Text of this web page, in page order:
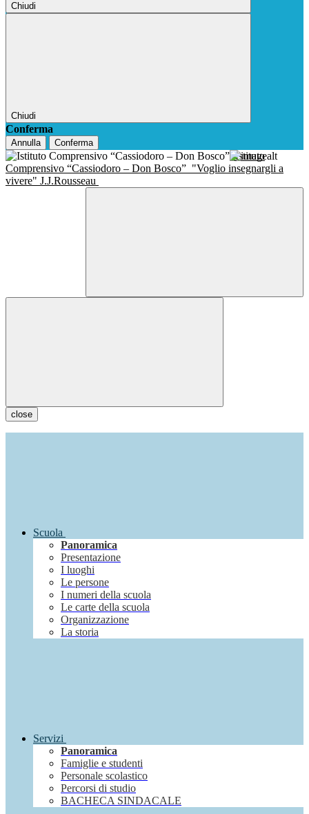
Chiudi
Chiudi
Conferma
Annulla Conferma
Istituto
Comprensivo “Cassiodoro – Don Bosco” "Voglio insegnargli a
vivere" J.J.Rousseau
close
Scuola
Panoramica
Presentazione
I luoghi
Le persone
I numeri della scuola
Le carte della scuola
Organizzazione
La storia
Servizi
Panoramica
Famiglie e studenti
Personale scolastico
Percorsi di studio
BACHECA SINDACALE